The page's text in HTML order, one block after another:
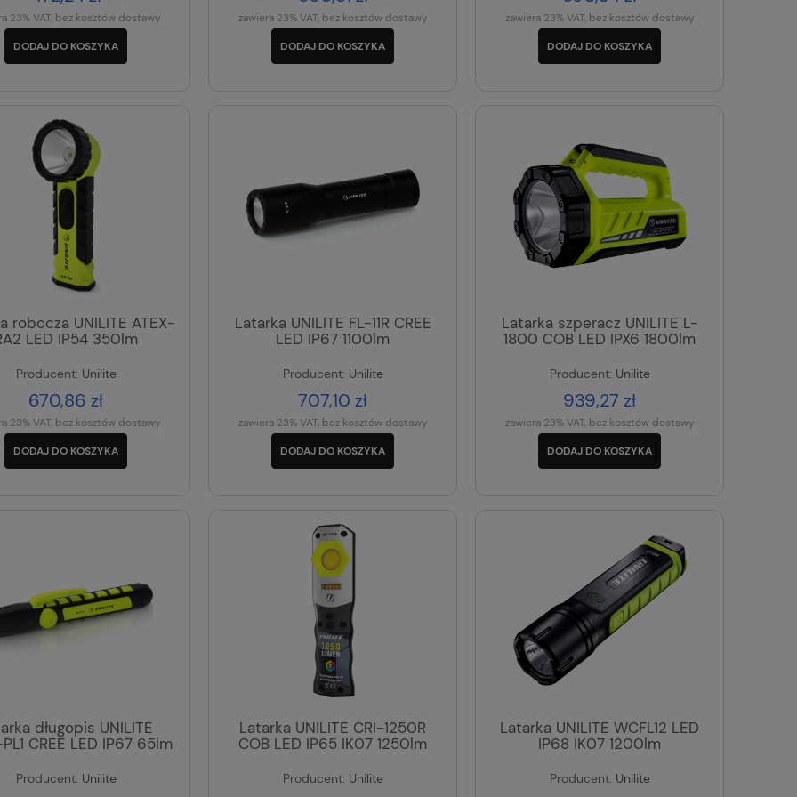
23% VAT, bez kosztów dostawy
DODAJ DO KOSZYKA
zawiera 23% VAT, bez kosztów dostawy
DODAJ DO KOSZYKA
zawiera 23% VAT, bez kosztów dostawy
DODAJ DO KOSZYKA
robocza UNILITE ATEX-
LED IP54 350lm
Producent: Unilite
670,86 zł
23% VAT, bez kosztów dostawy
DODAJ DO KOSZYKA
Latarka UNILITE FL-11R CREE
LED IP67 1100lm
Producent: Unilite
707,10 zł
zawiera 23% VAT, bez kosztów dostawy
DODAJ DO KOSZYKA
Latarka szperacz UNILITE L-
1800 COB LED IPX6 1800lm
Producent: Unilite
939,27 zł
zawiera 23% VAT, bez kosztów dostawy
DODAJ DO KOSZYKA
długopis UNILITE
CREE LED IP67 65lm
Producent: Unilite
Latarka UNILITE CRI-1250R
COB LED IP65 IK07 1250lm
Producent: Unilite
Latarka UNILITE WCFL12 LED
IP68 IK07 1200lm
Producent: Unilite